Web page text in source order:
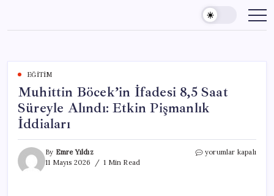
content
EĞITIM
Muhittin Böcek’in İfadesi 8,5 Saat
Süreyle Alındı: Etkin Pişmanlık
İddiaları
By Emre Yıldız
11 Mayıs 2026
1 Min Read
Muhittin
yorumlar kapalı